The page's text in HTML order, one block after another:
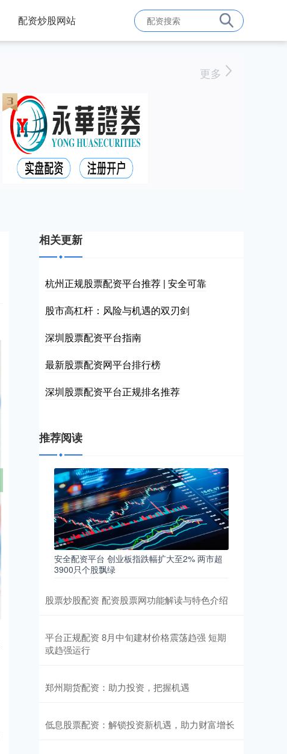
配资炒股网站
更多
相关更新
杭州正规股票配资平台推荐 | 安全可靠
股市高杠杆：风险与机遇的双刃剑
深圳股票配资平台指南
最新股票配资网平台排行榜
深圳股票配资平台正规排名推荐
推荐阅读
安全配资平台 创业板指跌幅扩大至2% 两市超
3900只个股飘绿
股票炒股配资 配资股票网功能解读与特色介绍
平台正规配资 8月中旬建材价格震荡趋强 短期
或趋强运行
郑州期货配资：助力投资，把握机遇
低息股票配资：解锁投资新机遇，助力财富增长